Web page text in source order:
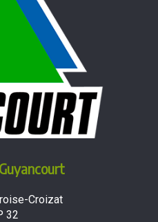
Croizat
32